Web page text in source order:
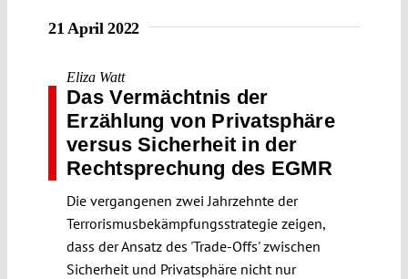
21 April 2022
Eliza Watt
Das Vermächtnis der
Erzählung von Privatsphäre
versus Sicherheit in der
Rechtsprechung des EGMR
Die vergangenen zwei Jahrzehnte der
Terrorismusbekämpfungsstrategie zeigen,
dass der Ansatz des 'Trade-Offs' zwischen
Sicherheit und Privatsphäre nicht nur